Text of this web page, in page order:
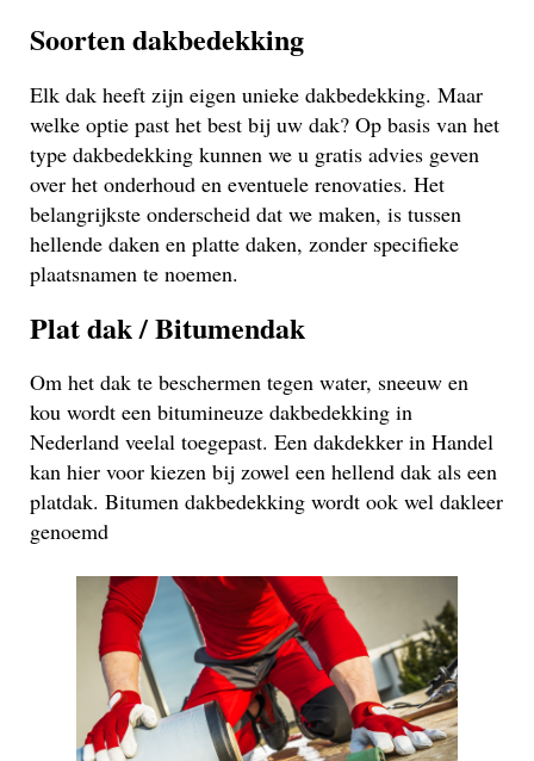
Soorten dakbedekking
Elk dak heeft zijn eigen unieke dakbedekking. Maar
welke optie past het best bij uw dak? Op basis van het
type dakbedekking kunnen we u gratis advies geven
over het onderhoud en eventuele renovaties. Het
belangrijkste onderscheid dat we maken, is tussen
hellende daken en platte daken, zonder specifieke
plaatsnamen te noemen.
Plat dak / Bitumendak
Om het dak te beschermen tegen water, sneeuw en
kou wordt een bitumineuze dakbedekking in
Nederland veelal toegepast. Een dakdekker in Handel
kan hier voor kiezen bij zowel een hellend dak als een
platdak. Bitumen dakbedekking wordt ook wel dakleer
genoemd